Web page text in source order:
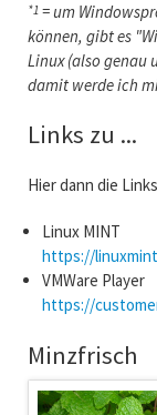
*1= um
können, gibt es
Linux (also genau
damit werde ich
Links zu ...
Hier dann die
Linux MINT
https://
VMWare Player
https://
Minzfrisch